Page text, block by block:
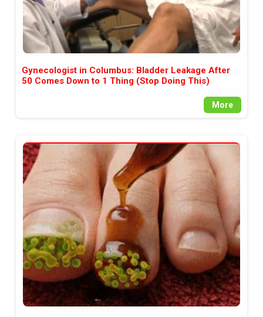
Gynecologist in Columbus: Bladder Leakage After
50 Comes Down to 1 Thing (Stop Doing This)
More